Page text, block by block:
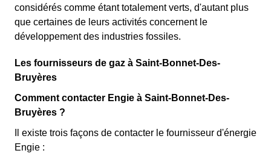
considérés comme étant totalement verts, d'autant plus
que certaines de leurs activités concernent le
développement des industries fossiles.
Les fournisseurs de gaz à Saint-Bonnet-Des-
Bruyères
Comment contacter Engie à Saint-Bonnet-Des-
Bruyères ?
Il existe trois façons de contacter le fournisseur d'énergie
Engie :